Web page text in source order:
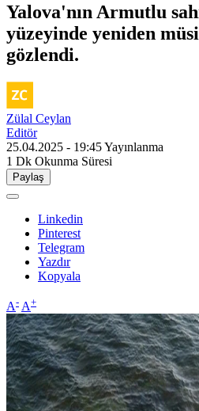
Yalova'nın Armutlu
yüzeyinde yeniden
gözlendi.
Zülal Ceylan
Editör
25.04.2025 - 19:45Yayınlanma
1 Dk Okunma Süresi
Paylaş
Linkedin
Pinterest
Telegram
Yazdır
Kopyala
A- A+